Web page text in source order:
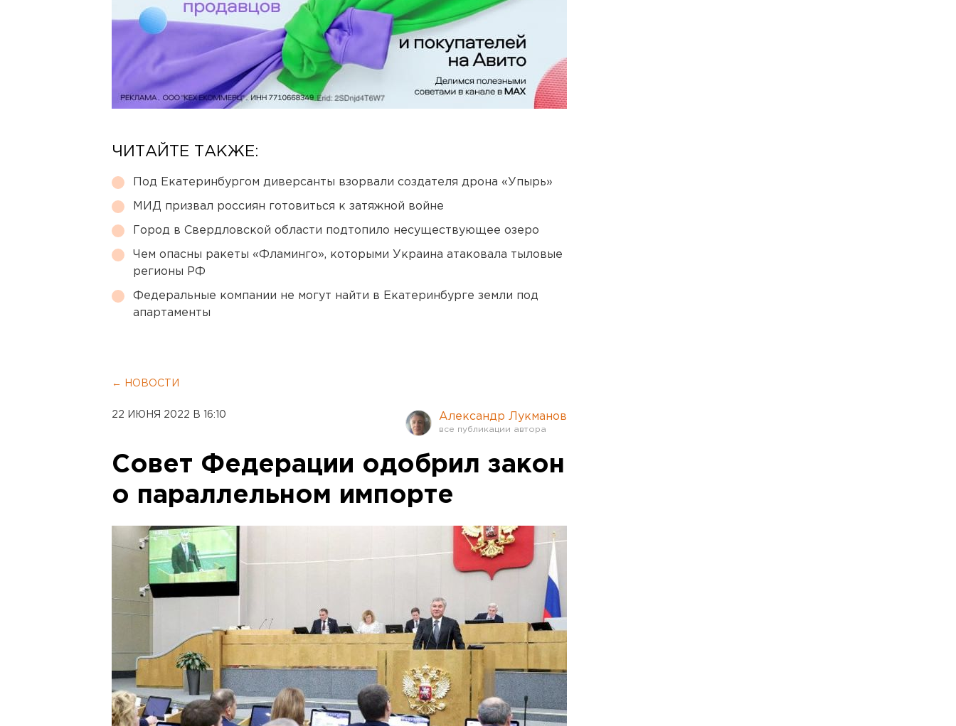
ЧИТАЙТЕ ТАКЖЕ:
Под Екатеринбургом диверсанты взорвали создателя дрона «Упырь»
МИД призвал россиян готовиться к затяжной войне
Город в Свердловской области подтопило несуществующее озеро
Чем опасны ракеты «Фламинго», которыми Украина атаковала тыловые
регионы РФ
Федеральные компании не могут найти в Екатеринбурге земли под
апартаменты
← НОВОСТИ
22 ИЮНЯ 2022 В 16:10 Александр Лукманов
Совет Федерации одобрил закон
о параллельном импорте